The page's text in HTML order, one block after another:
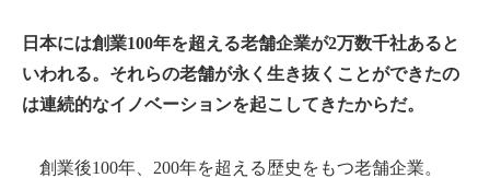
日本には創業100年を超える老舗企業が2万数千社あると
いわれる。それらの老舗が永く生き抜くことができたの
は連続的なイノベーションを起こしてきたからだ。
創業後100年、200年を超える歴史をもつ老舗企業。